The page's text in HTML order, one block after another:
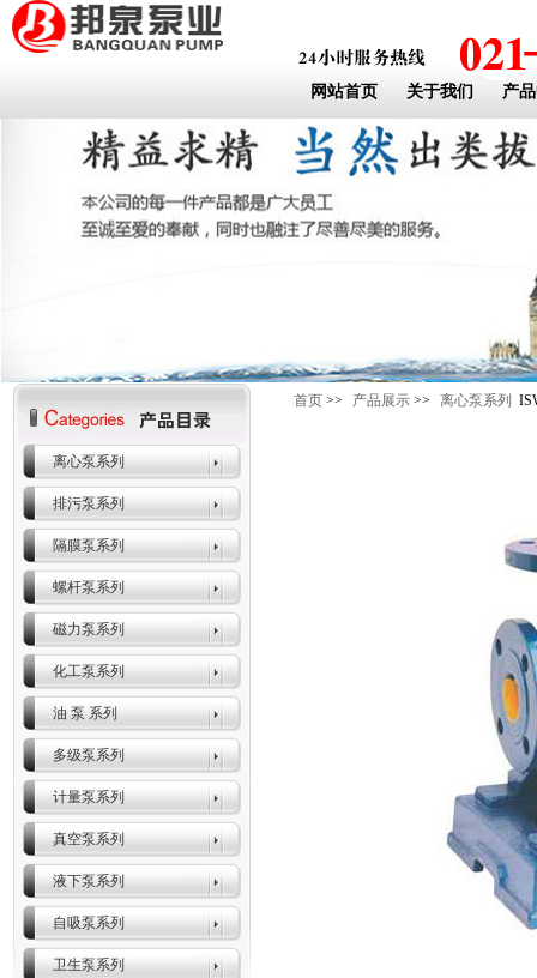
网站首页 关于我们 产
离心泵系列
排污泵系列
隔膜泵系列
螺杆泵系列
磁力泵系列
化工泵系列
油 泵 系列
多级泵系列
计量泵系列
真空泵系列
液下泵系列
自吸泵系列
卫生泵系列
首页 >> 产品展示 >> 离心泵系列